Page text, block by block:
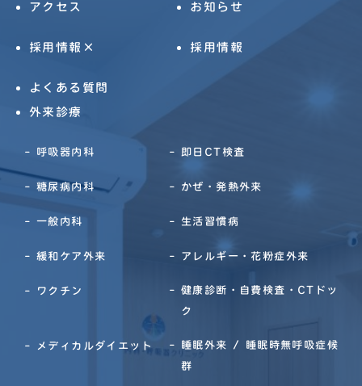
アクセス お知らせ
採用情報× 採用情報
よくある質問
外来診療
呼吸器内科 即日CT検査
糖尿病内科 かぜ・発熱外来
一般内科 生活習慣病
緩和ケア外来 アレルギー・花粉症外来
ワクチン
健康診断・自費検査・CTドッ
ク
メディカルダイエット
睡眠外来 / 睡眠時無呼吸症候
群